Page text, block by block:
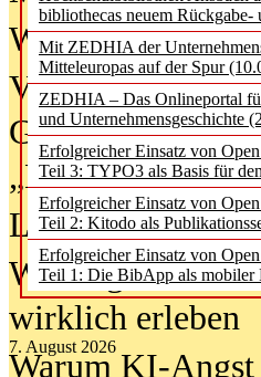
bibliothecas neuem
Mit ZEDHIA der
Mitteleuropas auf der Spur
ZEDHIA – Das Onlineportal
und Unternehmensgeschichte
Erfolgreicher Einsatz von
Teil 3: TYPO3 als Basis für
Erfolgreicher Einsatz von
Teil 2: Kitodo als
Erfolgreicher Einsatz von
Teil 1: Die BibApp als mobiler
7. August 2026
Wenn Bots
Von
Geisterjagd-
„Library of
Lesen als
Wie Jugendliche
wirklich erleben
Warum KI-Angst